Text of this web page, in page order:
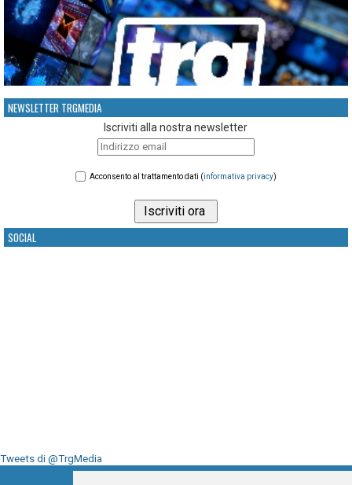
NEWSLETTER TRGMEDIA
Iscriviti alla nostra newsletter
Acconsento al trattamento dati (informativa privacy)
SOCIAL
Tweets di @TrgMedia